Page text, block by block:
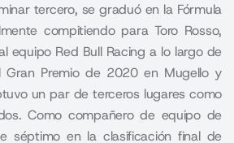
tercero, se graduó en la Fórmula
compitiendo para Toro Rosso,
equipo Red Bull Racing a lo largo de
Gran Premio de 2020 en Mugello y
un par de terceros lugares como
Como compañero de equipo de
séptimo en la clasificación final de